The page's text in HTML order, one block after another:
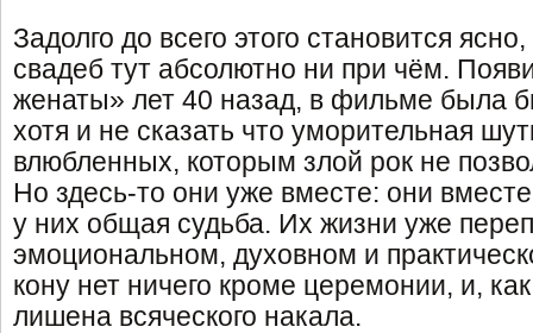
Задолго до всего этого становится
свадеб тут абсолютно ни при чём.
женаты» лет 40 назад, в фильме была
хотя и не сказать что уморительная
влюбленных, которым злой рок не
Но здесь-то они уже вместе: они вместе
у них общая судьба. Их жизни уже
эмоциональном, духовном и
кону нет ничего кроме церемонии, и,
лишена всяческого накала.